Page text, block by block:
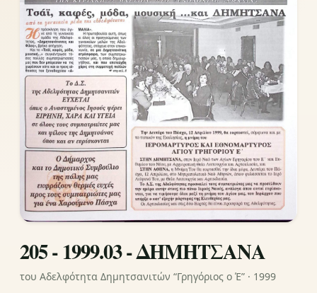
205 - 1999.03 - ΔΗΜΗΤΣΑΝΑ
του Αδελφότητα Δημητσανιτών “Γρηγόριος ο Έ” · 1999